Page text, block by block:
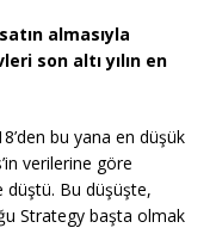
almasıyla
son altı yılın en
bu yana en düşük
verilerine göre
düştü. Bu düşüşte,
Strategy başta olmak